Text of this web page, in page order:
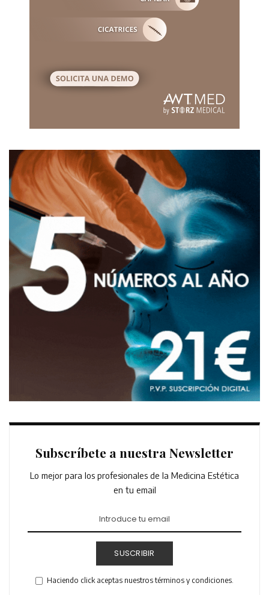
Subscríbete a nuestra Newsletter
Lo mejor para los profesionales de la Medicina Estética
en tu email
SUSCRIBIR
Haciendo click aceptas nuestros términos y condiciones.